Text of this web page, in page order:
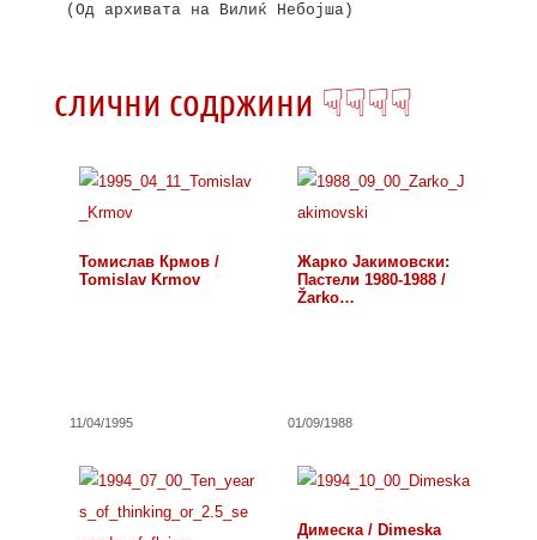
(Од архивата на Вилиќ Небојша)
слични содржини ☟☟☟☟
Томислав Крмов /
Tomislav Krmov
11/04/1995
Жарко Јакимовски:
Пастели 1980-1988 /
Žarko…
01/09/1988
Димеска / Dimeska